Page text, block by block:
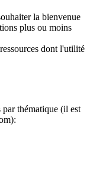
la bienvenue
plus ou moins
dont l'utilité
thématique (il est